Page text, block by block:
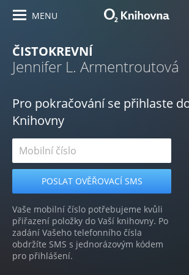
MENU
ČISTOKREVNÍ
Jennifer L. Armentroutová
Pro pokračování se přihlaste
Knihovny
Vaše mobilní číslo potřebujeme kvůli
přiřazení položky do Vaší knihovny. Po
zadání Vašeho telefonního čísla
obdržíte SMS s jednorázovým kódem
pro přihlášení.